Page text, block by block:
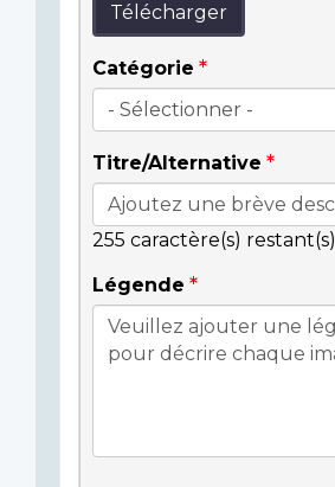
Télécharger
Catégorie
Titre/Alternative
255 caractère(s) restant(s)
Légende